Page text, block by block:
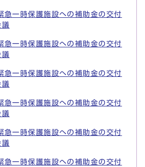
急一時保護施設への補助金の交付
議
急一時保護施設への補助金の交付
議
急一時保護施設への補助金の交付
議
急一時保護施設への補助金の交付
議
急一時保護施設への補助金の交付
議
急一時保護施設への補助金の交付